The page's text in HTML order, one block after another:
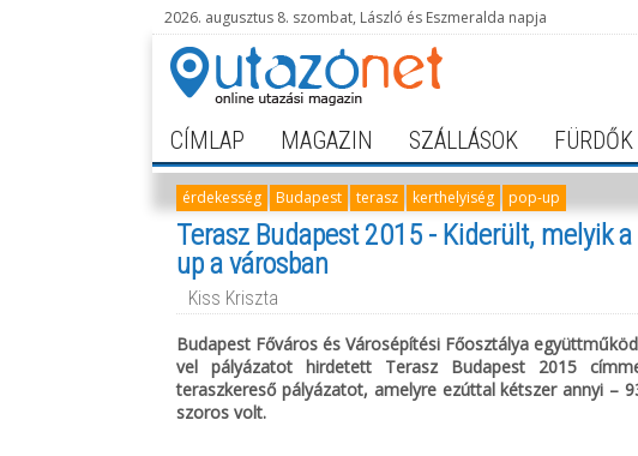
2026. augusztus 8. szombat, László és Eszmeralda napja
CÍMLAP MAGAZIN SZÁLLÁSOK FÜRDŐK
érdekesség Budapest terasz kerthelyiség pop-up
Terasz Budapest 2015 - Kiderült, melyik
up a városban
Kiss Kriszta
Budapest Főváros és Városépítési Főosztálya
vel pályázatot hirdetett Terasz Budapest 2015
teraszkereső pályázatot, amelyre ezúttal kétszer annyi –
szoros volt.